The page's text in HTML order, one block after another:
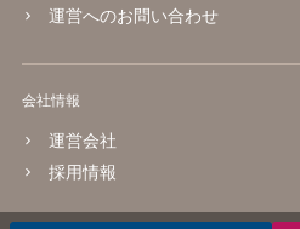
運営へのお問い合わせ
会社情報
運営会社
採用情報